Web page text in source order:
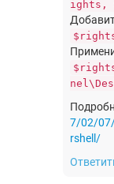
ights,
7/02/07/
rshell/